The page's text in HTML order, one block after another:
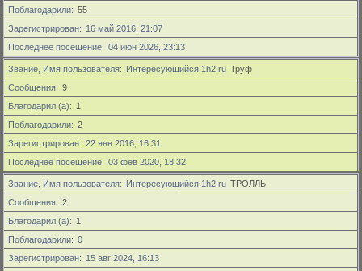
Поблагодарили
55
Зарегистрирован
16 май 2016, 21:07
Последнее посещение
04 июн 2026, 23:13
Звание, Имя пользователя Интересующийся 1h2.ru Труф
Сообщения
9
Благодарил (а)
1
Поблагодарили
2
Зарегистрирован
22 янв 2016, 16:31
Последнее посещение
03 фев 2020, 18:32
Звание, Имя пользователя Интересующийся 1h2.ru ТРОЛЛЬ
Сообщения
2
Благодарил (а)
1
Поблагодарили
0
Зарегистрирован
15 авг 2024, 16:13